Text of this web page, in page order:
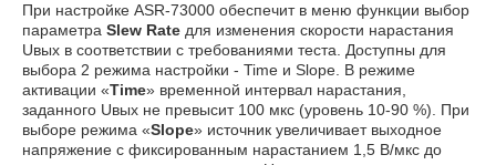
При настройке ASR-73000 обеспечит в меню функции выбор
параметра Slew Rate для изменения скорости нарастания
Uвых в соответствии с требованиями теста. Доступны для
выбора 2 режима настройки - Time и Slope. В режиме
активации «Time» временной интервал нарастания,
заданного Uвых не превысит 100 мкс (уровень 10-90 %). При
выборе режима «Slope» источник увеличивает выходное
напряжение с фиксированным нарастанием 1,5 В/мкс до